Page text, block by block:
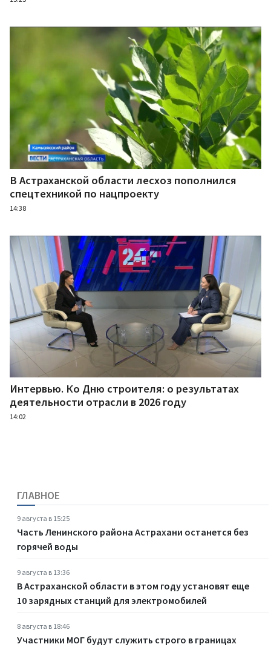
В Астраханской области лесхоз пополнился
спецтехникой по нацпроекту
14:38
Интервью. Ко Дню строителя: о результатах
деятельности отрасли в 2026 году
14:02
ГЛАВНОЕ
9 августа в 15:25
Часть Ленинского района Астрахани останется без
горячей воды
9 августа в 13:36
В Астраханской области в этом году установят еще
10 зарядных станций для электромобилей
8 августа в 18:46
Участники МОГ будут служить строго в границах